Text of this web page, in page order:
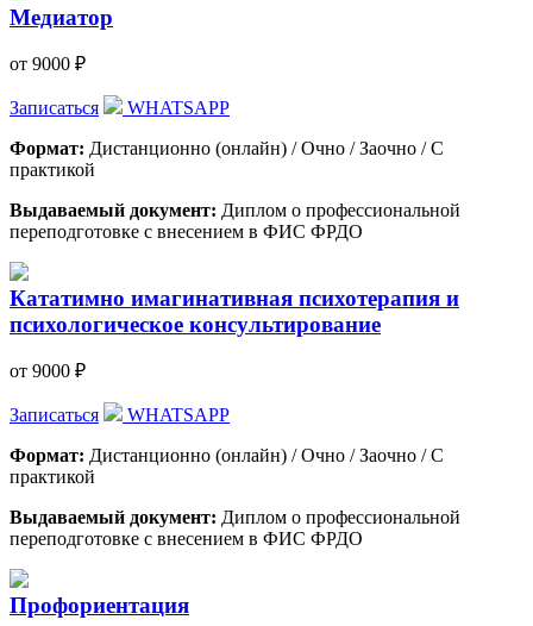
Медиатор
от 9000 ₽
Записаться
WHATSAPP
Формат: Дистанционно (онлайн) / Очно / Заочно / С
практикой
Выдаваемый документ: Диплом о профессиональной
переподготовке с внесением в ФИС ФРДО
Кататимно имагинативная психотерапия и
психологическое консультирование
от 9000 ₽
Записаться
WHATSAPP
Формат: Дистанционно (онлайн) / Очно / Заочно / С
практикой
Выдаваемый документ: Диплом о профессиональной
переподготовке с внесением в ФИС ФРДО
Профориентация